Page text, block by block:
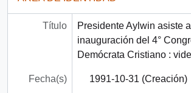
Título
Presidente Aylwin asiste
inauguración del 4°
Demócrata Cristiano :
Fecha(s) 1991-10-31 (Creación)